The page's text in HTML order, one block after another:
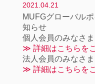
2021.04.21
MUFGグローバル
知らせ
個人会員のみなさ
≫ 詳細はこちらを
法人会員のみなさ
≫ 詳細はこちらを